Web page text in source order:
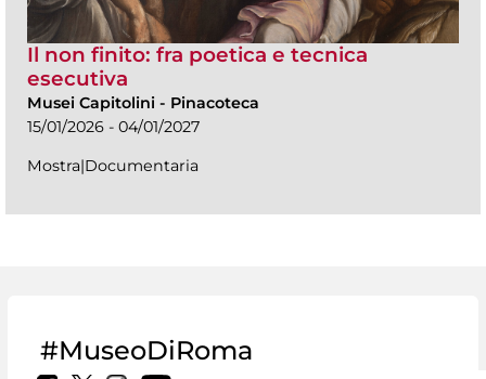
Il non finito: fra poetica e tecnica
esecutiva
Musei Capitolini - Pinacoteca
15/01/2026 - 04/01/2027
Mostra|Documentaria
#MuseoDiRoma